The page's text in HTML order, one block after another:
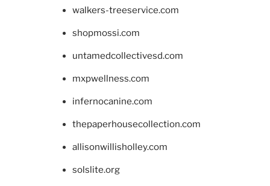
walkers-treeservice.com
shopmossi.com
untamedcollectivesd.com
mxpwellness.com
infernocanine.com
thepaperhousecollection.com
allisonwillisholley.com
solslite.org